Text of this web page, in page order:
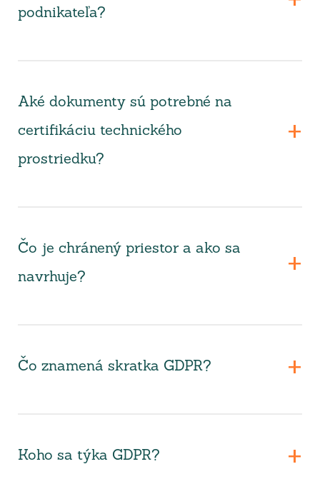
podnikateľa?
Aké dokumenty sú potrebné na
certifikáciu technického
prostriedku?
Čo je chránený priestor a ako sa
navrhuje?
Čo znamená skratka GDPR?
Koho sa týka GDPR?